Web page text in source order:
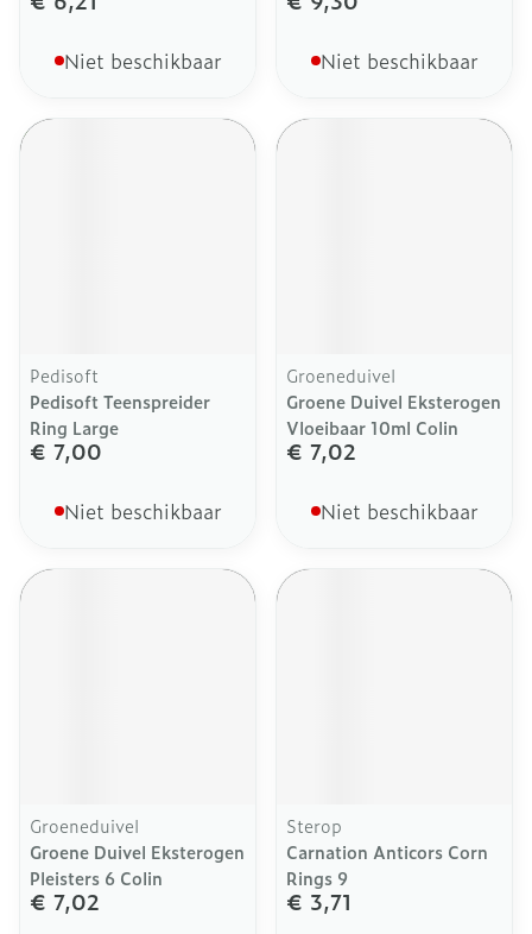
Niet beschikbaar Niet beschikbaar
Pedisoft
Pedisoft Teenspreider
Ring Large
€ 7,00
Niet beschikbaar
Groeneduivel
Groene Duivel Eksterogen
Vloeibaar 10ml Colin
€ 7,02
Niet beschikbaar
Groeneduivel
Groene Duivel Eksterogen
Pleisters 6 Colin
€ 7,02
Sterop
Carnation Anticors Corn
Rings 9
€ 3,71